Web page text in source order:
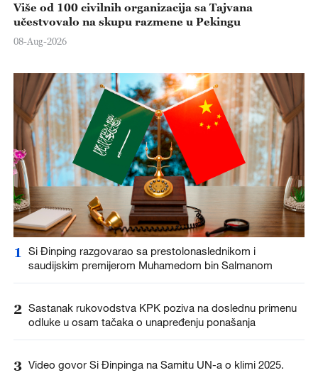
Više od 100 civilnih organizacija sa Tajvana
učestvovalo na skupu razmene u Pekingu
08-Aug-2026
1
Si Đinping razgovarao sa prestolonaslednikom i
saudijskim premijerom Muhamedom bin Salmanom
2 Sastanak rukovodstva KPK poziva na doslednu primenu
odluke u osam tačaka o unapređenju ponašanja
3 Video govor Si Đinpinga na Samitu UN-a o klimi 2025.